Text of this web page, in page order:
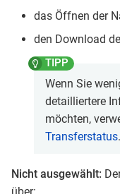
das Öffnen der
den Download
Wenn Sie
detailliertere
möchten,
Transferstatus.
Nicht ausgewählt: